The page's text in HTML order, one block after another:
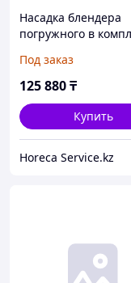
Насадка блендера
погружного в
FAMA (FM500)
Под заказ
125 880₸
Купить
Horeca Service.kz